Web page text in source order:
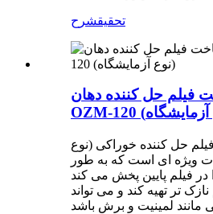
تحقیقشرح
فیلم حل کننده دهان
حل کننده خوراکی (نوع
ویژه ای است که به طور
در فیلم پایین پخش می کند
نازک تر تهیه کند و می تواند